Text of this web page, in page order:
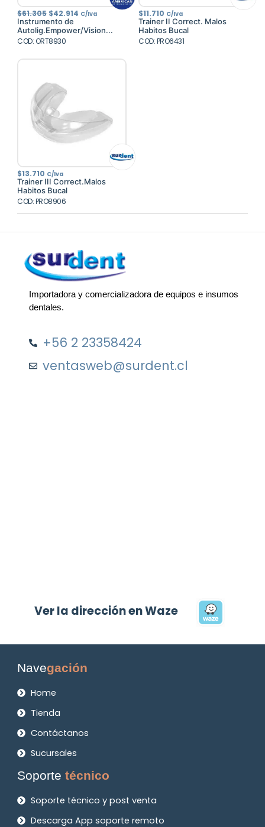
$61.305 El
precio
original
era:
$61.305.
$42.914 El
precio
actual
es:
C/Iva
Instrumento de
Autolig.Empower/Vision...
COD: ORT8930
$11.710 C/Iva
Trainer II Correct. Malos
Habitos Bucal
COD: PRO6431
$13.710 C/Iva
Trainer III Correct.Malos
Habitos Bucal
COD: PRO8906
Importadora y comercializadora de equipos e insumos
dentales.
+56 2 23358424
ventasweb@surdent.cl
Ver la dirección en Waze
Navegación
Home
Tienda
Contáctanos
Sucursales
Soportetécnico
Soporte técnico y post venta
Descarga App soporte remoto